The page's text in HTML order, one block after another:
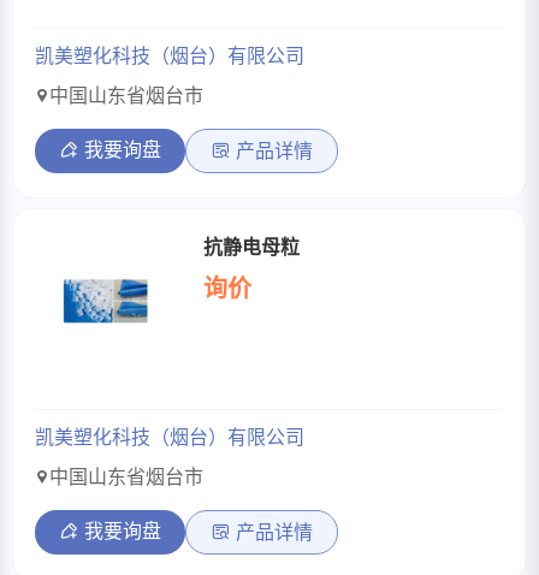
凯美塑化科技（烟台）有限公司
中国山东省烟台市
我要询盘 产品详情
抗静电母粒
询价
凯美塑化科技（烟台）有限公司
中国山东省烟台市
我要询盘 产品详情